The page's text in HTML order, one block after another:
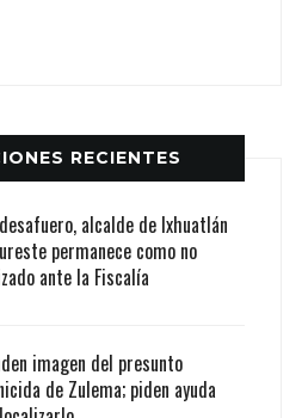
RECIENTES
alcalde de Ixhuatlán
permanece como no
ante la Fiscalía
imagen del presunto
de Zulema; piden ayuda